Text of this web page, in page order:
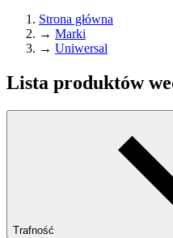
Strona główna
→ Marki
→ Uniwersal
Lista produktów
Trafność